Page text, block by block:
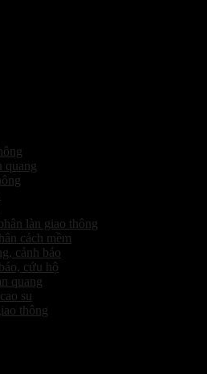
quang
làn giao thông
cách mềm
cảnh báo
cứu hộ
quang
su
thông